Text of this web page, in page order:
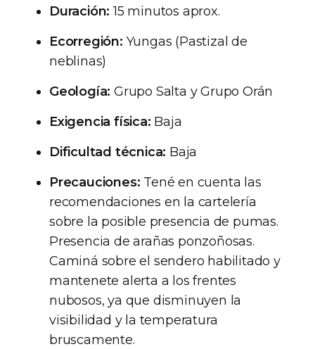
Duración: 15 minutos aprox.
Ecorregión: Yungas (Pastizal de
neblinas)
Geología: Grupo Salta y Grupo Orán
Exigencia física: Baja
Dificultad técnica: Baja
Precauciones: Tené en cuenta las
recomendaciones en la cartelería
sobre la posible presencia de pumas.
Presencia de arañas ponzoñosas.
Caminá sobre el sendero habilitado y
mantenete alerta a los frentes
nubosos, ya que disminuyen la
visibilidad y la temperatura
bruscamente.